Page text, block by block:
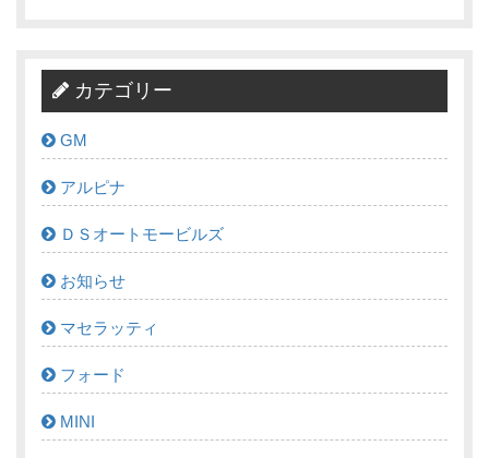
カテゴリー
GM
アルピナ
ＤＳオートモービルズ
お知らせ
マセラッティ
フォード
MINI